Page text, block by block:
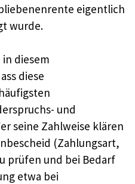
eigentlich
wurde.
diesem
diese
und
seine Zahlweise klären
(Zahlungsart,
prüfen und bei Bedarf
etwa bei